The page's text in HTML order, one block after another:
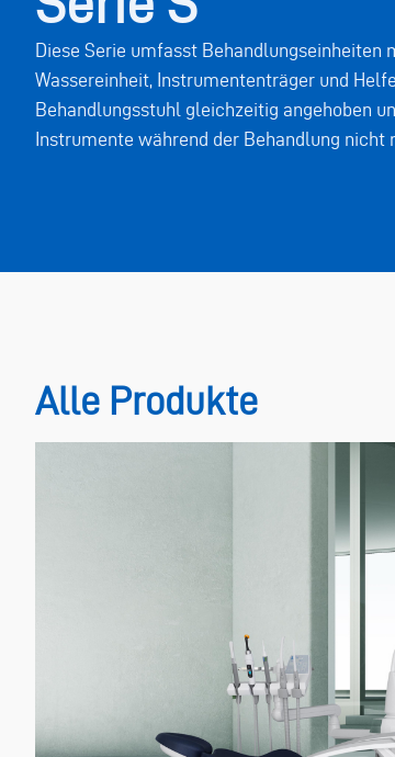
Diese Serie umfasst Behandlungseinheiten
Wassereinheit, Instrumententräger und
Behandlungsstuhl gleichzeitig angehoben
Instrumente während der Behandlung nicht
Alle Produkte